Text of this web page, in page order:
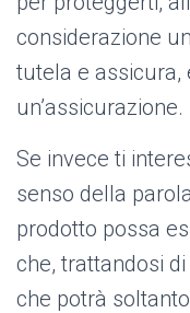
considerazione
tutela e assicura,
un’assicurazione.
Se invece ti
senso della
prodotto possa
che, trattandosi
che potrà